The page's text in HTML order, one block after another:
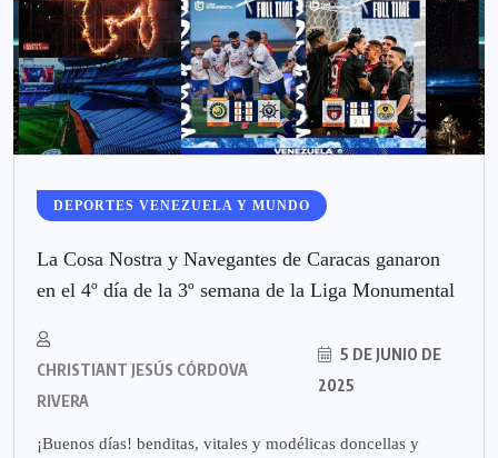
DEPORTES VENEZUELA Y MUNDO
La Cosa Nostra y Navegantes de Caracas ganaron
en el 4º día de la 3º semana de la Liga Monumental
CHRISTIANT JESÚS CÓRDOVA
RIVERA
5 DE JUNIO DE
2025
¡Buenos días! benditas, vitales y modélicas doncellas y